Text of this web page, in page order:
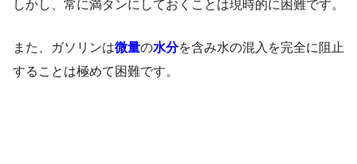
しかし、常に満タンにしておくことは現時的に困難です。
また、ガソリンは微量の水分を含み水の混入を完全に阻止
することは極めて困難です。